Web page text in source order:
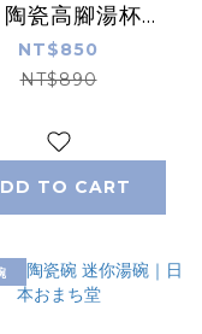
瓷高腳湯杯
｜日本Chips
Inc.
NT$850
NT$890
TO CART